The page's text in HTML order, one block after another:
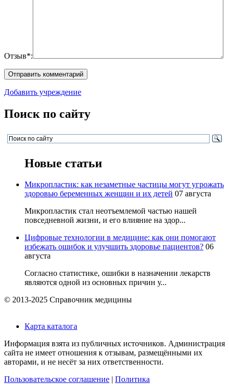
Отзыв*:
Добавить учреждение
Поиск по сайту
Новые статьи
Микропластик: как незаметные частицы могут угрожать
здоровью беременных женщин и их детей 07 августа
Микропластик стал неотъемлемой частью нашей
повседневной жизни, и его влияние на здор...
Цифровые технологии в медицине: как они помогают
избежать ошибок и улучшить здоровье пациентов? 06
августа
Согласно статистике, ошибки в назначении лекарств
являются одной из основных причин у...
© 2013-2025 Справочник медицины
Карта каталога
Информация взята из публичных источников. Администрация
сайта не имеет отношения к отзывам, размещёнными их
авторами, и не несёт за них ответственности.
Пользовательское соглашение
Политика